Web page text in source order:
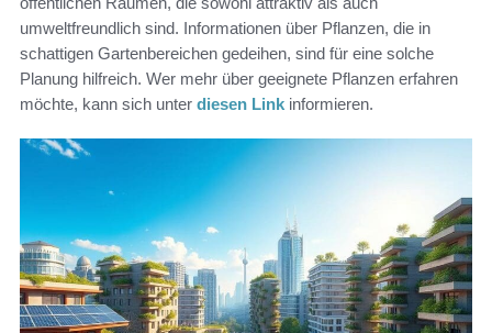
umweltfreundlich sind. Informationen über Pflanzen, die in
schattigen Gartenbereichen gedeihen, sind für eine solche
Planung hilfreich. Wer mehr über geeignete Pflanzen erfahren
möchte, kann sich unter diesen Link informieren.